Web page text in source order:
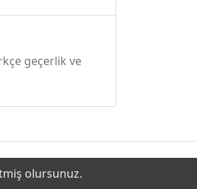
geçerlik ve
olursunuz.